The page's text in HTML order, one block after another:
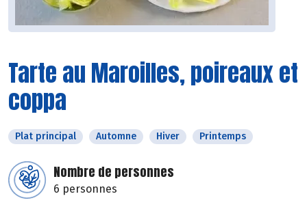
Tarte au Maroilles, poireaux et
coppa
Plat principal Automne Hiver Printemps
Nombre de personnes
6 personnes